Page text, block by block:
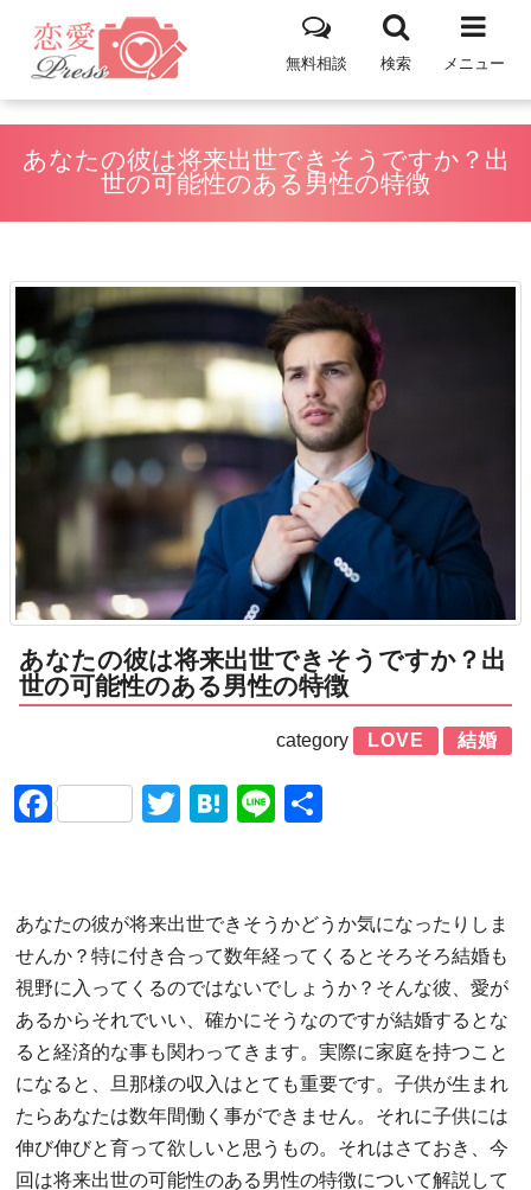
メニュー
検索
無料相談
あなたの彼は将来出世できそうですか？出
世の可能性のある男性の特徴
あなたの彼は将来出世できそうですか？出
世の可能性のある男性の特徴
category LOVE 結婚
FacebookTwitter
Hatena
Line
あなたの彼が将来出世できそうかどうか気になったりしま
せんか？特に付き合って数年経ってくるとそろそろ結婚も
視野に入ってくるのではないでしょうか？そんな彼、愛が
あるからそれでいい、確かにそうなのですが結婚するとな
ると経済的な事も関わってきます。実際に家庭を持つこと
になると、旦那様の収入はとても重要です。子供が生まれ
たらあなたは数年間働く事ができません。それに子供には
伸び伸びと育って欲しいと思うもの。それはさておき、今
回は将来出世の可能性のある男性の特徴について解説して